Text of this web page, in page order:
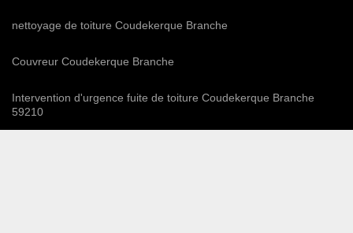
nettoyage de toiture Coudekerque Branche
Couvreur Coudekerque Branche
Intervention d'urgence fuite de toiture Coudekerque Branche
59210